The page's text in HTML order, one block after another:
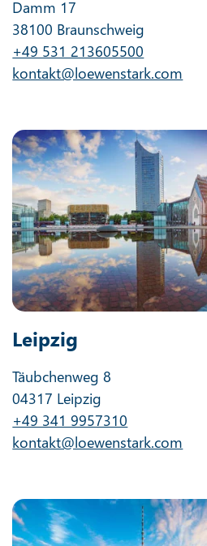
Damm 17
38100 Braunschweig
+49 531 213605500
kontakt@loewenstark.com
Leipzig
Täubchenweg 8
04317 Leipzig
+49 341 9957310
kontakt@loewenstark.com